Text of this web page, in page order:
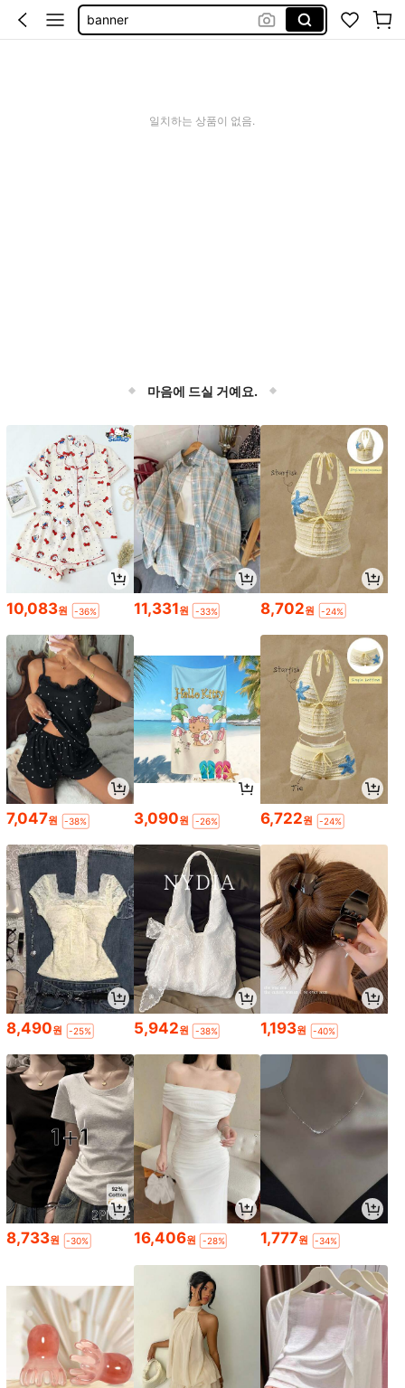
banner
wedding supplies
일치하는 상품이 없음.
마음에 드실 거예요.
10,083원 -36% 11,331원 -33% 8,702원 -24%
7,047원 -38% 3,090원 -26% 6,722원 -24%
8,490원 -25% 5,942원 -38% 1,193원 -40%
8,733원 -30% 16,406원 -28% 1,777원 -34%